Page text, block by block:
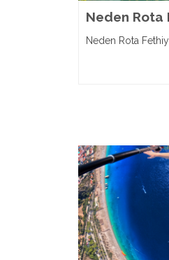
Neden Rota
Neden Rota